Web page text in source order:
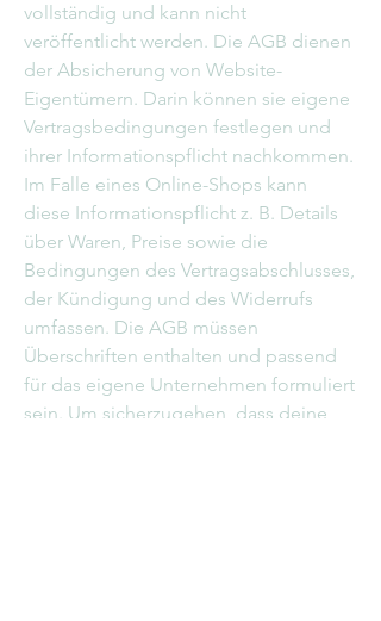
vollständig und kann nicht
veröffentlicht werden. Die AGB dienen
der Absicherung von Website-
Eigentümern. Darin können sie eigene
Vertragsbedingungen festlegen und
ihrer Informationspflicht nachkommen.
Im Falle eines Online-Shops kann
diese Informationspflicht z. B. Details
über Waren, Preise sowie die
Bedingungen des Vertragsabschlusses,
der Kündigung und des Widerrufs
umfassen. Die AGB müssen
Überschriften enthalten und passend
für das eigene Unternehmen formuliert
sein. Um sicherzugehen, dass deine